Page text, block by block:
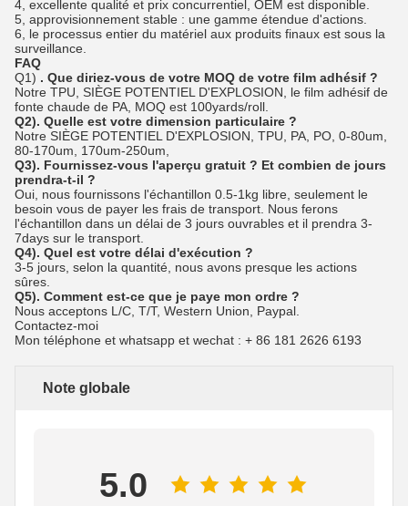
4, excellente qualité et prix concurrentiel, OEM est disponible.
5, approvisionnement stable : une gamme étendue d'actions.
6, le processus entier du matériel aux produits finaux est sous la
surveillance.
FAQ
Q1) . Que diriez-vous de votre MOQ de votre film adhésif ?
Notre TPU, SIÈGE POTENTIEL D'EXPLOSION, le film adhésif de
fonte chaude de PA, MOQ est 100yards/roll.
Q2). Quelle est votre dimension particulaire ?
Notre SIÈGE POTENTIEL D'EXPLOSION, TPU, PA, PO, 0-80um,
80-170um, 170um-250um,
Q3). Fournissez-vous l'aperçu gratuit ? Et combien de jours
prendra-t-il ?
Oui, nous fournissons l'échantillon 0.5-1kg libre, seulement le
besoin vous de payer les frais de transport. Nous ferons
l'échantillon dans un délai de 3 jours ouvrables et il prendra 3-
7days sur le transport.
Q4). Quel est votre délai d'exécution ?
3-5 jours, selon la quantité, nous avons presque les actions
sûres.
Q5). Comment est-ce que je paye mon ordre ?
Nous acceptons L/C, T/T, Western Union, Paypal.
Contactez-moi
Mon téléphone et whatsapp et wechat : + 86 181 2626 6193
Note globale
5.0